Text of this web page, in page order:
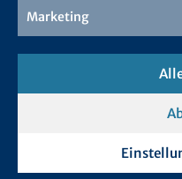
Marketing